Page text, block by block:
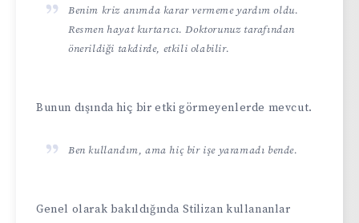
Benim kriz anımda karar vermeme yardım oldu.
Resmen hayat kurtarıcı. Doktorunuz tarafından
önerildiği takdirde, etkili olabilir.
Bunun dışında hiç bir etki görmeyenlerde mevcut.
Ben kullandım, ama hiç bir işe yaramadı bende.
Genel olarak bakıldığında Stilizan kullananlar